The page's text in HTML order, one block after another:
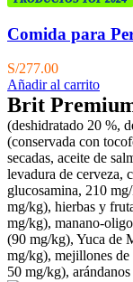
Comida para
S/277.00
Añadir al carrito
Brit
(deshidratado 20 %,
(conservada con
secadas, aceite de
levadura de cerveza,
glucosamina, 210
mg/kg), hierbas y
mg/kg), manano-
(90 mg/kg), Yuca de
mg/kg), mejillones de
50 mg/kg),